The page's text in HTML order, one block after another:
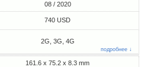
08 / 2020
740 USD
2G, 3G, 4G
подробнее ↓
161.6 x 75.2 x 8.3 mm